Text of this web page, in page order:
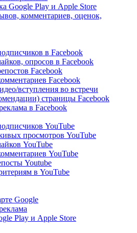
Google Play и Apple Store
комментариев, оценок,
в Facebook
опросов в Facebook
Facebook
Facebook
вступления во встречи
страницы Facebook
в Facebook
YouTube
просмотров YouTube
YouTube
YouTube
Youtube
в YouTube
Google
Play и Apple Store